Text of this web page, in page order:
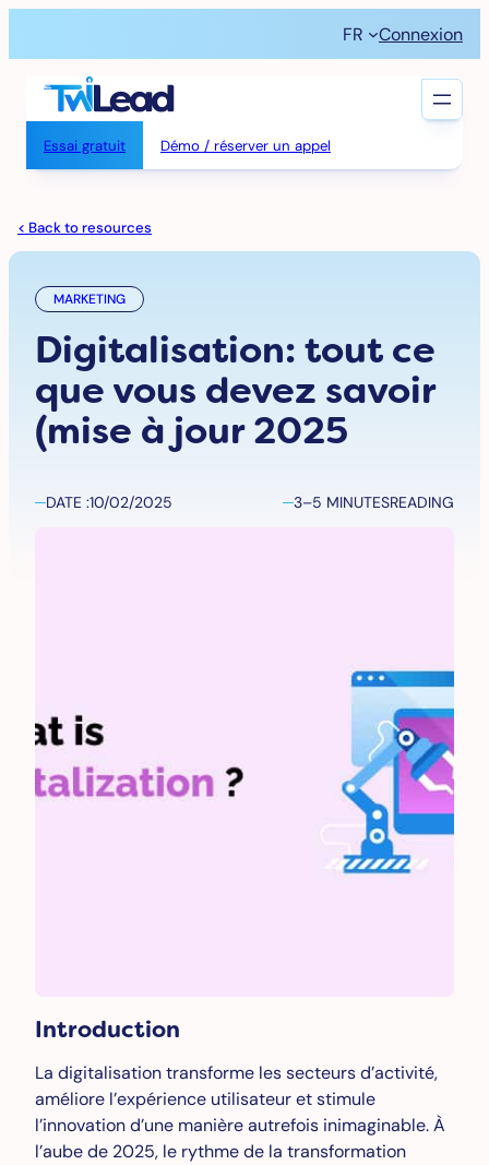
contenu
FR Connexion
Essai gratuit Démo / réserver un appel
< Back to resources
MARKETING
Digitalisation: tout ce
que vous devez savoir
(mise à jour 2025
DATE :10/02/2025 3–5 MINUTESREADING
Introduction
La digitalisation transforme les secteurs d’activité,
améliore l’expérience utilisateur et stimule
l’innovation d’une manière autrefois inimaginable. À
l’aube de 2025, le rythme de la transformation